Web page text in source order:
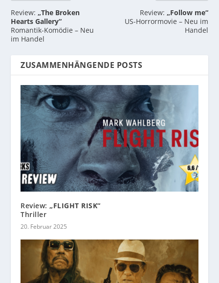
Review:„The Broken
Hearts Gallery“
Romantik-Komödie – Neu
im Handel
Review: „Follow me“
US-Horrormovie – Neu im
Handel
ZUSAMMENHÄNGENDE POSTS
Review:„FLIGHT RISK“
Thriller
20. Februar 2025